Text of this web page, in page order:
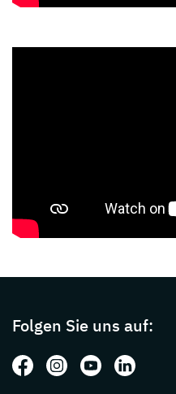
Folgen Sie uns auf:
Folgen Sie uns auf:
Folgen Sie uns
Folgen Sie